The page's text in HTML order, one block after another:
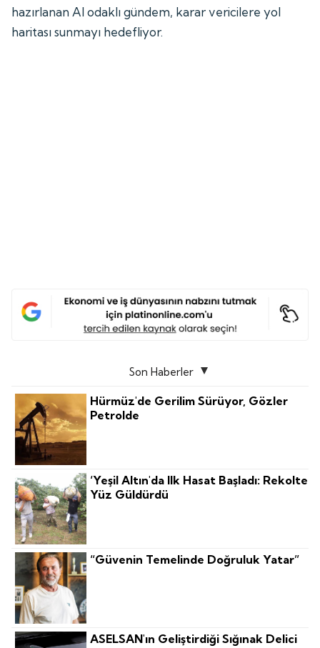
hazırlanan AI odaklı gündem, karar vericilere yol
haritası sunmayı hedefliyor.
Son Haberler
Hürmüz'de Gerilim Sürüyor, Gözler
Petrolde
‘Yeşil Altın'da Ilk Hasat Başladı: Rekolte
Yüz Güldürdü
“Güvenin Temelinde Doğruluk Yatar”
ASELSAN'ın Geliştirdiği Sığınak Delici